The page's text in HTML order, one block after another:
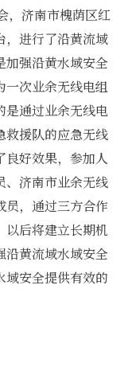
，济南市槐荫区红
，进行了沿黄流域
加强沿黄水域安全
一次业余无线电组
是通过业余无线电
救援队的应急无线
良好效果，参加人
、济南市业余无线
员，通过三方合作
以后将建立长期机
沿黄流域水域安全
域安全提供有效的